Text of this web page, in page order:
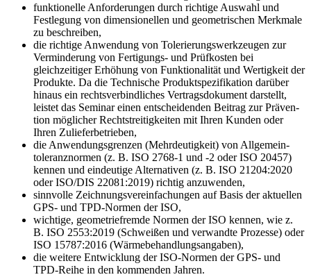
funktionelle Anforderungen durch richtige Auswahl und
Festle­gung von dimensionellen und geometrischen Merkmale
zu beschreiben,
die richtige Anwendung von Tolerierungswerkzeugen zur
Verminderung von Fertigungs- und Prüf­kos­ten bei
gleichzeitiger Erhöhung von Funk­tionali­tät und Wer­tigkeit der
Produkte. Da die Technische Produktspezifikation dar­über
hinaus ein rechts­verbindliches Vertragsdokument darstellt,
leis­tet das Seminar einen ent­schei­denden Beitrag zur Prä­ven­
tion möglicher Rechtstreitigkeiten mit Ihren Kun­den o­der
Ihren Zulie­ferbe­trieben,
die Anwendungsgrenzen (Mehrdeutigkeit) von All­ge­mein­
toleran­znormen (z. B. ISO 2768-1 und -2 oder ISO 20457)
kennen und eindeutige Alternativen (z. B. ISO 21204:2020
oder ISO/DIS 22081:2019) richtig anzuwenden,
sinnvolle Zeichnungsvereinfachungen auf Basis der aktuellen
GPS- und TPD-Normen der ISO,
wichtige, geometriefremde Normen der ISO kennen, wie z.
B. ISO 2553:2019 (Schweißen und verwandte Prozesse) oder
ISO 15787:2016 (Wärmebehandlungsangaben),
die weitere Entwicklung der ISO-Normen der GPS- und
TPD-Reihe in den kommenden Jahren.